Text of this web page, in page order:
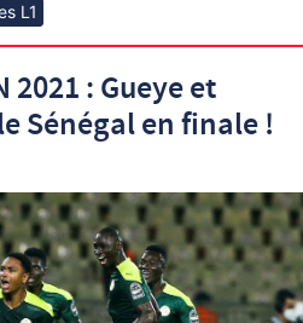
L1
2021 : Gueye et
Sénégal en finale !